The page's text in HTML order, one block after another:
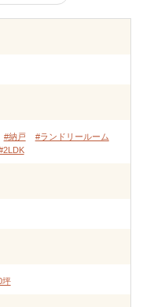
#納戸
#ランドリールーム
坪